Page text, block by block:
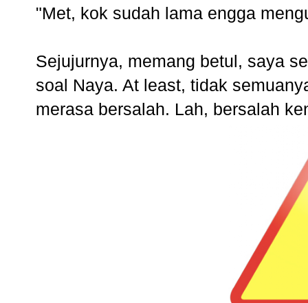
"Met, kok sudah lama engga
Sejujurnya, memang betul, saya
soal Naya. At least, tidak
merasa bersalah. Lah, bersalah